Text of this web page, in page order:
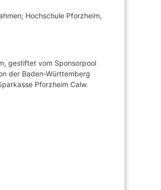
Hochschule Pforzheim,
gestiftet vom Sponsorpool
der Baden-Württemberg
Pforzheim Calw.